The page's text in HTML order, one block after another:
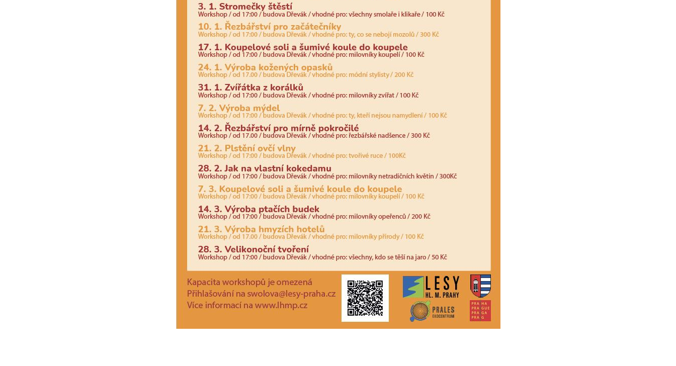
cookies
Analytické
cookies nám
umožňují
výkonu
našeho webu
a našich
reklamních
kampaní.
Jejich pomocí
určujeme
a zdroje
návštěv našich
internetových
stránek. Data
získaná
pomocí
cookies
zpracováváme
souhrnně, bez
použití
identifikátorů,
které ukazují
na konkrétní